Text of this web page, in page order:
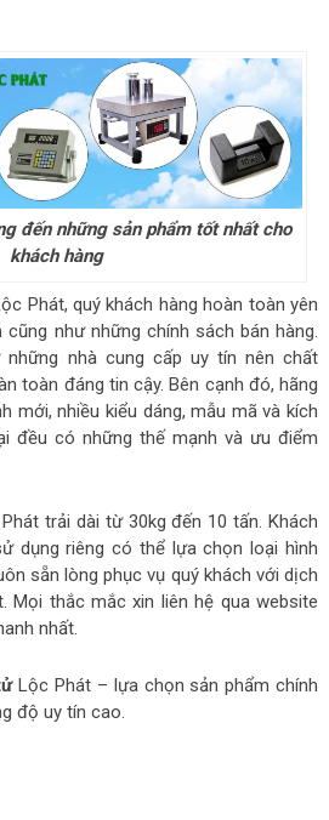
đến những sản phẩm tốt nhất cho
khách hàng
Phát, quý khách hàng hoàn toàn yên
như những chính sách bán hàng.
nhà cung cấp uy tín nên chất
toàn đáng tin cậy. Bên cạnh đó, hãng
mới, nhiều kiểu dáng, mẫu mã và kích
đều có những thế mạnh và ưu điểm
trải dài từ 30kg đến 10 tấn. Khách
dụng riêng có thể lựa chọn loại hình
sẵn lòng phục vụ quý khách với dịch
Mọi thắc mắc xin liên hệ qua website
nhất.
Lộc Phát – lựa chọn sản phẩm chính
độ uy tín cao.